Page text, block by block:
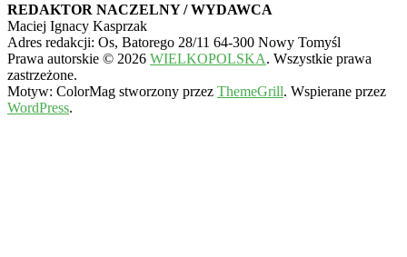
REDAKTOR NACZELNY / WYDAWCA
Maciej Ignacy Kasprzak
Adres redakcji: Os, Batorego 28/11 64-300 Nowy Tomyśl
Prawa autorskie © 2026 WIELKOPOLSKA. Wszystkie prawa
zastrzeżone.
Motyw: ColorMag stworzony przez ThemeGrill. Wspierane przez
WordPress.